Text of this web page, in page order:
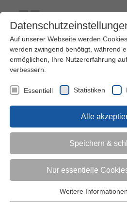
Kontakt Ihre Meinung ist uns wichtig!
Kinder (0-6)
Grundschulkinder
Jugendliche
Auf unserer Webseite werden
werden zwingend benötigt, während
ermöglichen, Ihre Nutzererfahrung
verbessern.
Essentiell Statistiken
Alle
Speichern &
Nur essentielle
Essentielle Cookies werden für
Weitere